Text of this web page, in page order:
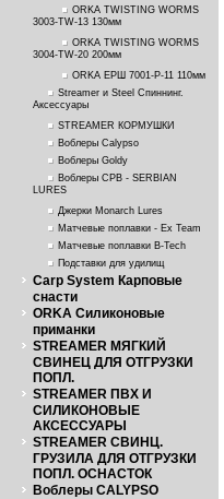
ORKA TWISTING WORMS
3003-TW-13 130мм
ORKA TWISTING WORMS
3004-TW-20 200мм
ORKA ЕРШ 7001-P-11 110мм
Streamer и Steel Спиннинг.
Аксессуары
STREAMER КОРМУШКИ
Воблеры Calypso
Воблеры Goldy
Воблеры СРВ - SERBIAN
LURES
Джерки Monarch Lures
Матчевые поплавки - Ex Team
Матчевые поплавки B-Tech
Подставки для удилищ
Carp System Карповые
снасти
ORKA Силиконовые
приманки
STREAMER МЯГКИЙ
СВИНЕЦ ДЛЯ ОТГРУЗКИ
ПОПЛ.
STREAMER ПВХ И
СИЛИКОНОВЫЕ
АКСЕССУАРЫ
STREAMER СВИНЦ.
ГРУЗИЛА ДЛЯ ОТГРУЗКИ
ПОПЛ. ОСНАСТОК
Воблеры CALYPSO